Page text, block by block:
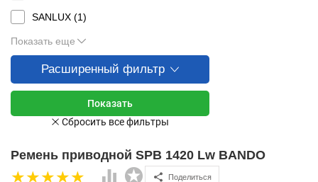
SANLUX (1)
Показать еще
Расширенный фильтр
Ремень приводной SPB 1420 Lw BANDO
Поделиться